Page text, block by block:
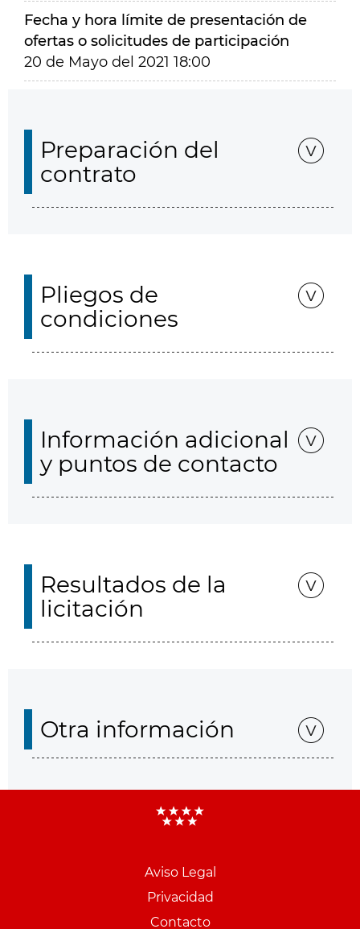
Fecha y hora límite de presentación de
ofertas o solicitudes de participación
20 de Mayo del 2021 18:00
Preparación del
contrato
Pliegos de
condiciones
Información adicional
y puntos de contacto
Resultados de la
licitación
Otra información
Aviso Legal
Privacidad
Contacto